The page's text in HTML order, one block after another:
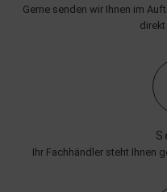
Gerne senden wir Ihnen im
Ihr Fachhändler steht Ihnen